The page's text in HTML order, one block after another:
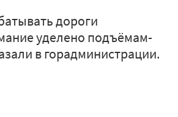
дороги
уделено подъёмам-
в горадминистрации.